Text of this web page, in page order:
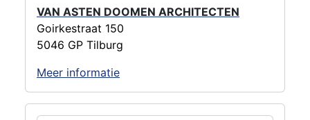
VAN ASTEN DOOMEN ARCHITECTEN
Goirkestraat 150
5046 GP Tilburg
Meer informatie